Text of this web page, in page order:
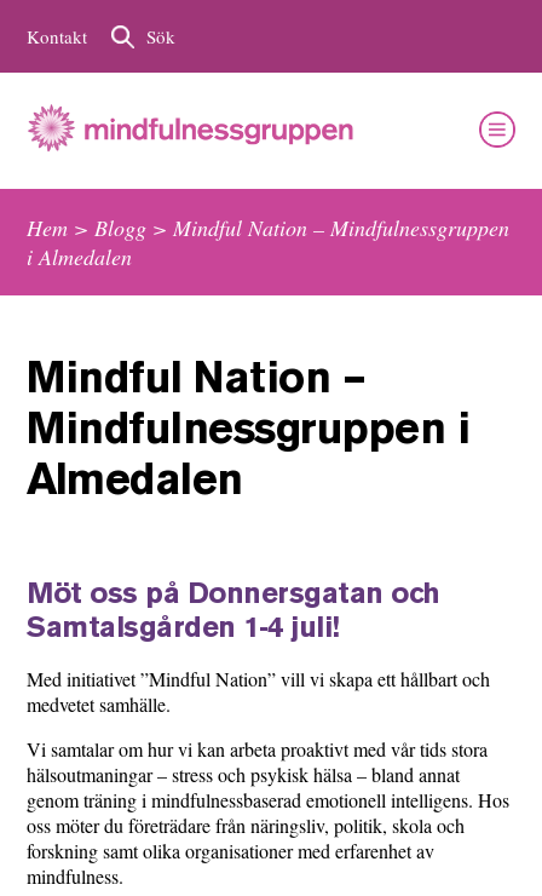
Kontakt Sök
Hem >Blogg >Mindful Nation – Mindfulnessgruppen
i Almedalen
Mindful Nation –
Mindfulnessgruppen i
Almedalen
Möt oss på Donnersgatan och
Samtalsgården 1-4 juli!
Med initiativet ”Mindful Nation” vill vi skapa ett hållbart och
medvetet samhälle.
Vi samtalar om hur vi kan arbeta proaktivt med vår tids stora
hälsoutmaningar – stress och psykisk hälsa – bland annat
genom träning i mindfulnessbaserad emotionell intelligens. Hos
oss möter du företrädare från näringsliv, politik, skola och
forskning samt olika organisationer med erfarenhet av
mindfulness.